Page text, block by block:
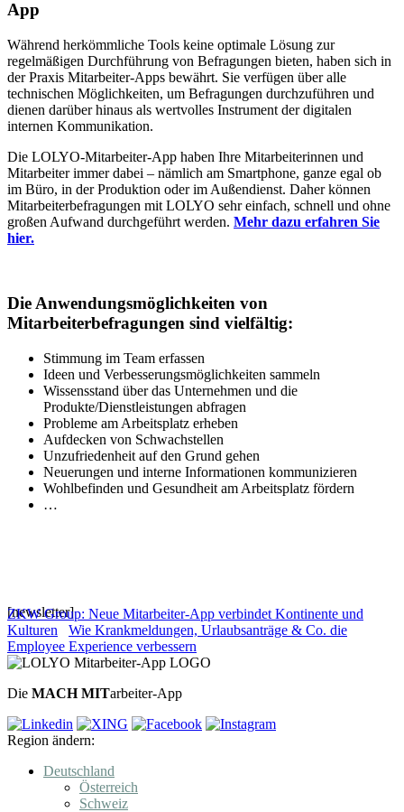
App
Während herkömmliche Tools keine optimale Lösung zur
regelmäßigen Durchführung von Befragungen bieten, haben sich in
der Praxis Mitarbeiter-Apps bewährt. Sie verfügen über alle
technischen Möglichkeiten, um Befragungen durchzuführen und
dienen darüber hinaus als wertvolles Instrument der digitalen
internen Kommunikation.
Die LOLYO-Mitarbeiter-App haben Ihre Mitarbeiterinnen und
Mitarbeiter immer dabei – nämlich am Smartphone, ganze egal ob
im Büro, in der Produktion oder im Außendienst. Daher können
Mitarbeiterbefragungen mit LOLYO sehr einfach, schnell und ohne
großen Aufwand durchgeführt werden. Mehr dazu erfahren Sie
hier.
Die Anwendungsmöglichkeiten von
Mitarbeiterbefragungen sind vielfältig:
Stimmung im Team erfassen
Ideen und Verbesserungsmöglichkeiten sammeln
Wissensstand über das Unternehmen und die
Produkte/Dienstleistungen abfragen
Probleme am Arbeitsplatz erheben
Aufdecken von Schwachstellen
Unzufriedenheit auf den Grund gehen
Neuerungen und interne Informationen kommunizieren
Wohlbefinden und Gesundheit am Arbeitsplatz fördern
…
[newsletter]
ZKW Group: Neue Mitarbeiter-App verbindet Kontinente und
Kulturen
Wie Krankmeldungen, Urlaubsanträge & Co. die
Employee Experience verbessern
Die MACH MITarbeiter-App
Region ändern:
Deutschland
Österreich
Schweiz